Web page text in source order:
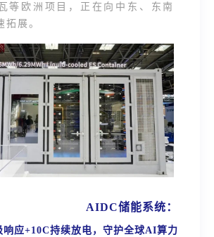
等欧洲项目，正在向中东、东南
拓展。
AIDC储能系统：
响应+10C持续放电，守护全球AI算力